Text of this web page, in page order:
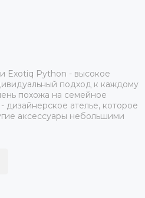
Exotiq Python - высокое
подход к каждому
похожа на семейное
дизайнерское ателье, которое
аксессуары небольшими